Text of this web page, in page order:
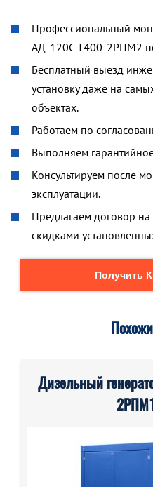
Профессиональный
АД-120С-Т400-2РПМ2
Бесплатный выезд
установку даже на
объектах.
Работаем по
Выполняем
Консультируем после
эксплуатации.
Предлагаем договор
скидками
Получить
Дизельный